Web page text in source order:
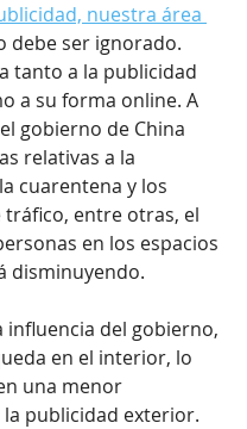
nuestra área
debe ser ignorado.
tanto a la publicidad
a su forma online. A
gobierno de China
relativas a la
cuarentena y los
entre otras, el
en los espacios
disminuyendo.
influencia del gobierno,
en el interior, lo
una menor
la publicidad exterior.